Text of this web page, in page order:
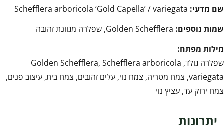
שם מדעי:
שמות נוספים:
מילות מפתח:
שפלרה גולד, Golden Schefflera, Schefflera arboricola
variegata, צמח מטריה, צמח נוי, עלים זהובים, צמח בית, עיצוב פנים,
צמח ירוק עד, עציץ נוי
יתרונות